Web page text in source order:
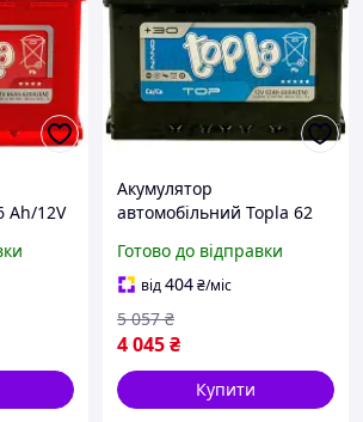
Ah/12V
Акумулятор
автомобільний Topla 62
mars
Готово до відправки
від404₴/міс
4 045₴
5 057 ₴
Купити